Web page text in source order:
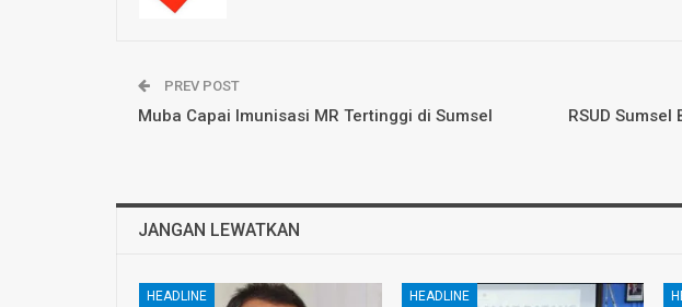
PREV POST
Muba Capai Imunisasi MR Tertinggi di Sumsel
RSUD Sumsel
JANGAN LEWATKAN
HEADLINE HEADLINE